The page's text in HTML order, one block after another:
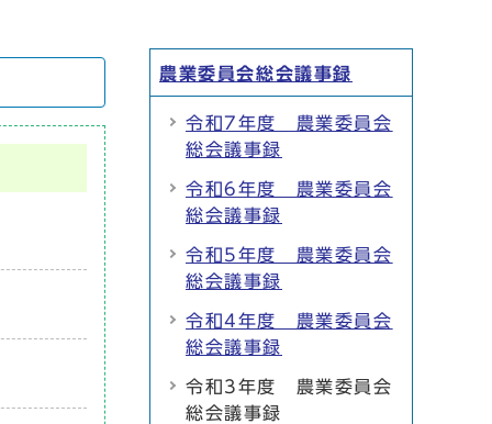
農業委員会総会議事録
令和7年度 農業委員会
総会議事録
令和6年度 農業委員会
総会議事録
令和5年度 農業委員会
総会議事録
令和4年度 農業委員会
総会議事録
令和3年度 農業委員会
総会議事録